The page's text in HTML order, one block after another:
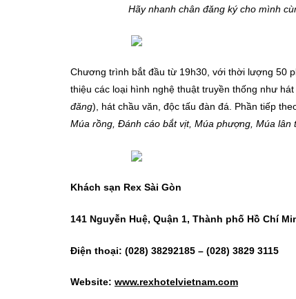
Hãy nhanh chân đăng ký cho mình
Chương trình bắt đầu từ 19h30, với thời lượng 50
thiệu các loại hình nghệ thuật truyền thống như
đăng), hát chầu văn, độc tấu đàn đá. Phần tiếp
Múa rồng, Đánh cáo bắt vịt, Múa phượng, Múa lân
Khách sạn Rex Sài Gòn
141 Nguyễn Huệ, Quận 1, Thành phố Hồ Chí
Điện thoại: (028) 38292185 – (028) 3829 3115
Website: www.rexhotelvietnam.com